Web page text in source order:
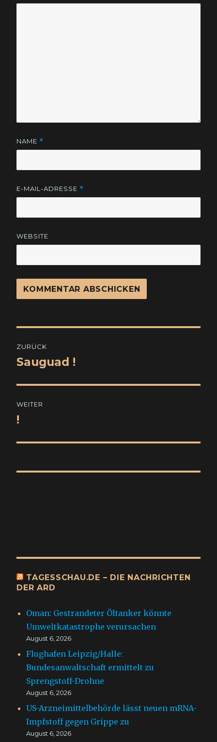
NAME *
E-MAIL-ADRESSE *
WEBSITE
ZURÜCK
Vorheriger
Sauguad !
WEITER
Nächster
!
TAGESSCHAU.DE – DIE NACHRICHTEN
DER ARD
Oman: Gestrandeter Öltanker könnte
Umweltkatastrophe verursachen
August 6, 2026
Flughafen Leipzig/Halle:
Bundesanwaltschaft ermittelt zu
Sprengstoff-Drohne
August 6, 2026
US-Arzneimittelbehörde lässt neuen mRNA-
Impfstoff gegen Grippe zu
August 6, 2026